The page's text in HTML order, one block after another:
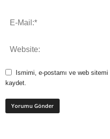
Ismimi, e-postamı ve web
kaydet.